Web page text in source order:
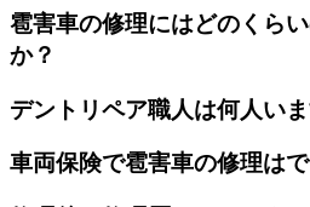
雹害車の修理にはどのくら
か？
デントリペア職人は何人い
車両保険で雹害車の修理は